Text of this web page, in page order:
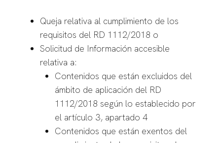
Queja relativa al cumplimiento de los
requisitos del RD 1112/2018 o
Solicitud de Información accesible
relativa a:
Contenidos que están excluidos del
ámbito de aplicación del RD
1112/2018 según lo establecido por
el artículo 3, apartado 4
Contenidos que están exentos del